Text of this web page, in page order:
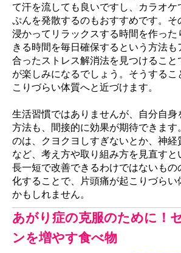
て汗を流しても良いですし、カラオケ
ぷんを発散するのもおすすめです。そ
浸かってリラックスする時間を作った
きる時間を毎日確保するという方法も
合ったストレス解消法を見つけること
が楽しみになるでしょう。そうするこ
こりづらい体質へと近づけます。
生活習慣ではありませんが、自分自身
方法も、間接的に効果が期待できます
のは、クヨクヨしすぎないとか、神経
など、考え方や取り組み方を見直すと
長一短で改善できるわけではないもの
化することで、片頭痛が起こりづらい
かもしれません。
あがり症の克服のために！
ンを増やす食べ物